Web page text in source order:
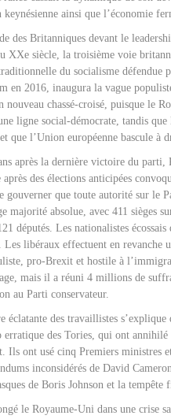
keynésienne ainsi que l’économie
des Britanniques devant le
XXe siècle, la troisième voie
du socialisme défendue
en 2016, inaugura la vague
nouveau chassé-croisé, puisque le
ligne social-démocrate, tandis
que l’Union européenne bascule à
après la dernière victoire du
des élections anticipées
gouverner que toute autorité sur le
majorité absolue, avec 411 sièges
députés. Les nationalistes
Les libéraux effectuent en revanche
pro-Brexit et hostile à
mais il a réuni 4 millions de
au Parti conservateur.
éclatante des travaillistes
erratique des Tories, qui ont
Ils ont usé cinq Premiers ministres
inconsidérés de David
de Boris Johnson et la
le Royaume-Uni dans une crise